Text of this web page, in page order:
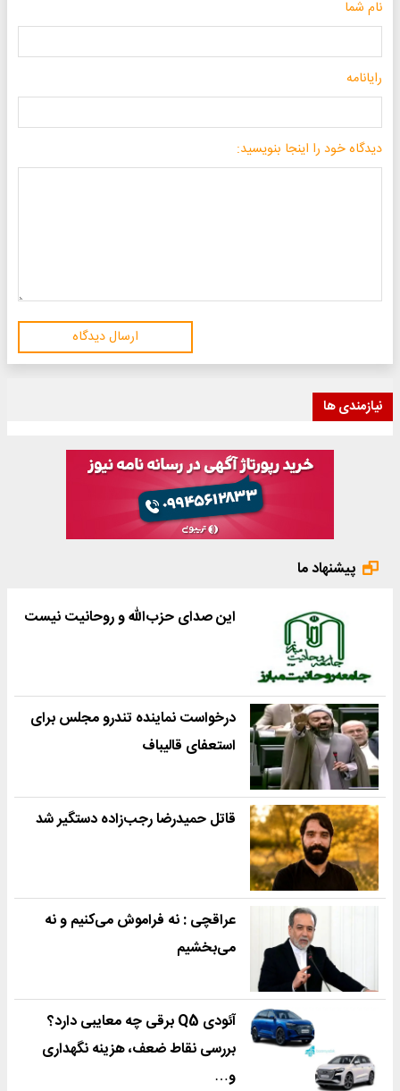
نام شما
رایانامه
دیدگاه خود را اینجا بنویسید:
ارسال دیدگاه
نیازمندی ها
پیشنهاد ما
این صدای حزب‌الله و روحانیت نیست
درخواست نماینده تندرو مجلس برای
استعفای قالیباف
قاتل حمیدرضا رجب‌زاده دستگیر شد
عراقچی : نه فراموش می‌کنیم و نه
می‌بخشیم
آئودی Q5 برقی چه معایبی دارد؟
بررسی نقاط ضعف، هزینه نگهداری
و…